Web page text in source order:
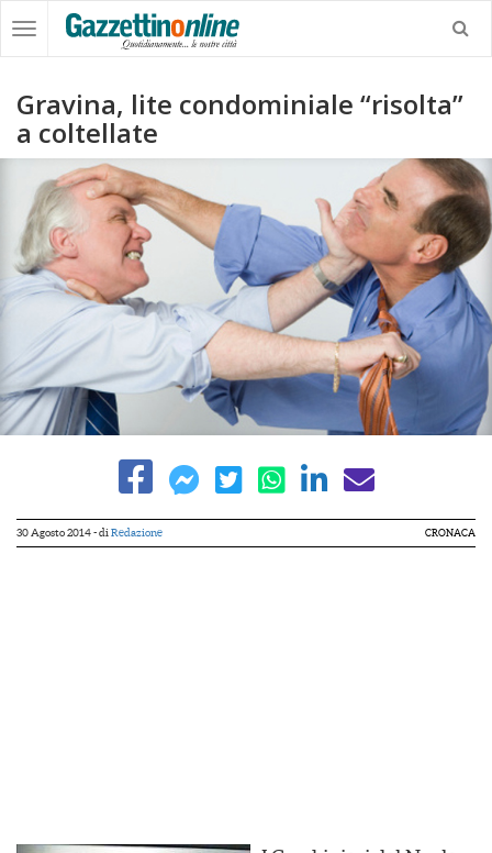
Gravina, lite condominiale “risolta”
a coltellate
30 Agosto 2014- di Redazione CRONACA